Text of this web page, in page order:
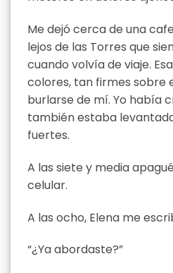
Me dejó cerca de una
lejos de las Torres que
cuando volvía de viaje.
colores, tan firmes sobre
burlarse de mí. Yo había
también estaba
fuertes.
A las siete y media
celular.
A las ocho, Elena me
“¿Ya abordaste?”